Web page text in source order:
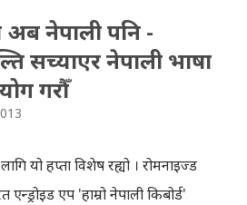
अब नेपाली पनि -
सच्याएर नेपाली भाषा
गरौँ
यो हप्ता विशेष रह्यो । रोमनाइज्ड
एप 'हाम्रो नेपाली किबोर्ड'